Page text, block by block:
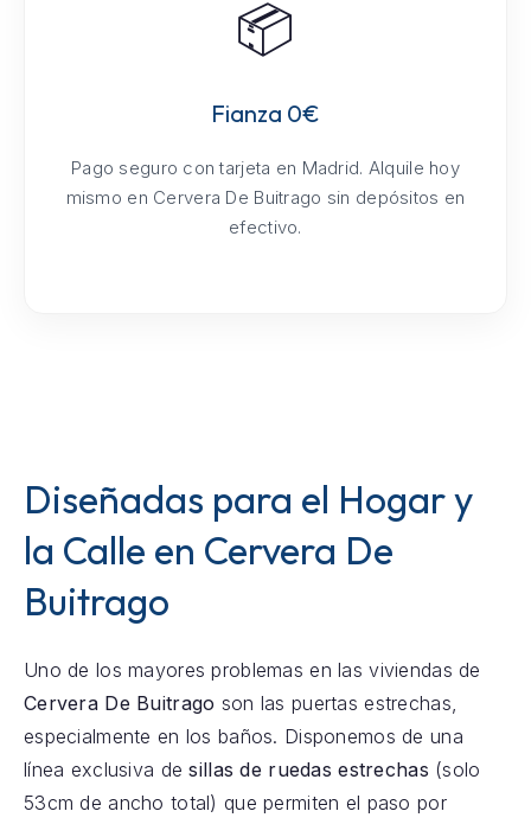
📦
Fianza 0€
Pago seguro con tarjeta en Madrid. Alquile hoy
mismo en Cervera De Buitrago sin depósitos en
efectivo.
Diseñadas para el Hogar y
la Calle en Cervera De
Buitrago
Uno de los mayores problemas en las viviendas de
Cervera De Buitrago son las puertas estrechas,
especialmente en los baños. Disponemos de una
línea exclusiva desillas de ruedas estrechas (solo
53cm de ancho total) que permiten el paso por